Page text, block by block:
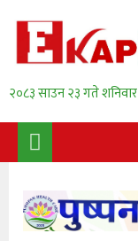
२०८३ साउन २३ गते शनिवार